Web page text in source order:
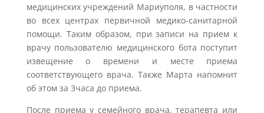
медицинских учреждений Мариуполя, в частности
во всех центрах первичной медико-санитарной
помощи. Таким образом, при записи на прием к
врачу пользователю медицинского бота поступит
извещение о времени и месте приема
соответствующего врача. Также Марта напомнит
об этом за 3часа до приема.
После приема у семейного врача, терапевта или